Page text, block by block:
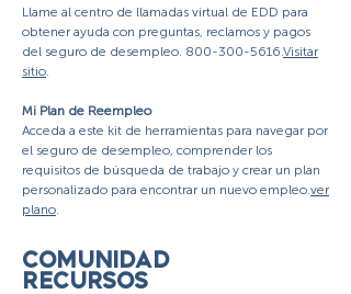
Llame al centro de llamadas virtual de EDD para
obtener ayuda con preguntas, reclamos y pagos
del seguro de desempleo. 800-300-5616.Visitar
sitio.
Mi Plan de Reempleo
Acceda a este kit de herramientas para navegar por
el seguro de desempleo, comprender los
requisitos de búsqueda de trabajo y crear un plan
personalizado para encontrar un nuevo empleo.ver
plano.
COMUNIDAD
RECURSOS